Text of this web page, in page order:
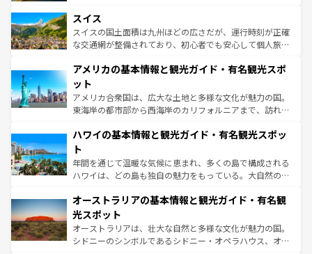
を参照してほしい。
は、お酒好きな人にはぜひ体験してほしい。 なお、新着の
ドイツ情報はコンテンツ一覧を参照してほしい。
リアごとに異なる魅力がある。また、優雅なアフタヌーン
ティー、ビール好きにはたまらない英国パブ、サッカー観
戦など、本場だからこそできる体験も豊富。イギリスを旅
ンツ一覧を参照してほしい。
スイス
スイスの国土面積は九州ほどの広さだが、運行時刻が正確
な交通網が整備されており、初心者でも安心して個人旅行
の建物がそのまま残る町や、スイスならではのユニークな
博物館もあり、アルプス観光だけでなく町歩きも満喫する
ことができる。国民の所得が高いため物価も高いが、旅行
者向けの交通パス提供のサービスもあり、うまく活用すれ
着のスイス情報はコンテンツ一覧を参照してほしい。
アメリカの基本情報と観光ガイド・有名観光スポ
ット
アメリカ合衆国は、広大な土地と多様な文化が魅力の国。
東海岸の都市部から西海岸のカリフォルニアまで、訪れる
のような巨大都市は、観光、ショッピング、エンターテイ
ンメントが詰まった刺激的なスポットだ。一方、アメリカ
西部には大自然が広がり、グランドキャニオンやイエロー
ストーン国立公園といった絶景が堪能できる。さらに、南
文化が魅力。旅行者はアメリカの各地域で異なる魅力を楽
しみながら、その多様性と豊かな歴史を感じることができ
るだろう。車でのロードトリップや列車の旅も、アメリカ
ならではの贅沢な旅のスタイルだ。 なお、新着のアメリカ
情報は コンテンツ一覧 を参照してほしい。
ハワイの基本情報と観光ガイド・有名観光スポッ
ト
年間を通じて温暖な気候に恵まれ、多くの島で構成される
ハワイは、どの島も独自の魅力をもっている。大自然の神
ワイ島は見逃せない。また、定番の観光地といえばオアフ
島だが、静かな自然を求めるならマウイ島やカウアイ島が
おすすめ。エメラルドグリーンに輝く海をはじめ、豊かな
文化や歴史が息づいている。「アロハスピリット」と呼ば
オーストラリアの基本情報と観光ガイド・有名観
光スポット
オーストラリアは、壮大な自然と多様な文化が魅力の国。
シドニーのシンボルであるシドニー・オペラハウス、オー